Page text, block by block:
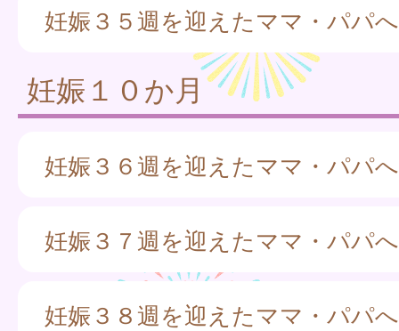
妊娠３５週を迎えたママ・パパへ
妊娠１０か月
妊娠３６週を迎えたママ・パパへ
妊娠３７週を迎えたママ・パパへ
妊娠３８週を迎えたママ・パパへ